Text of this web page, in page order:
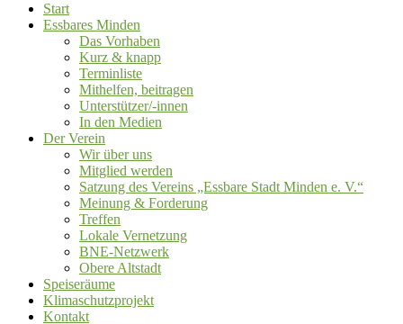
Start
Essbares Minden
Das Vorhaben
Kurz & knapp
Terminliste
Mithelfen, beitragen
Unterstützer/-innen
In den Medien
Der Verein
Wir über uns
Mitglied werden
Satzung des Vereins „Essbare Stadt Minden e. V.“
Meinung & Forderung
Treffen
Lokale Vernetzung
BNE-Netzwerk
Obere Altstadt
Speiseräume
Klimaschutzprojekt
Kontakt